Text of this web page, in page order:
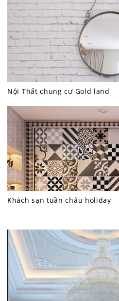
Nội Thất chung cư Gold land
Khách sạn tuần châu holiday